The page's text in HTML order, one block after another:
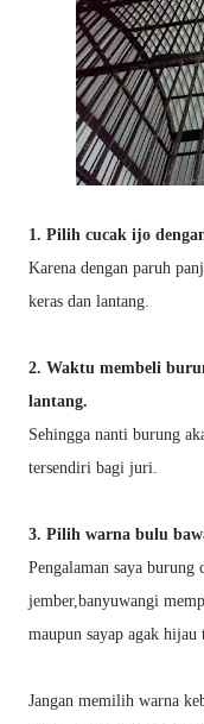
1. Pilih cucak ijo
Karena dengan paruh
keras dan lantang.
2. Waktu membeli
lantang.
Sehingga nanti burung
tersendiri bagi juri.
3. Pilih warna bulu
Pengalaman saya
jember,banyuwangi
maupun sayap agak
Jangan memilih warna